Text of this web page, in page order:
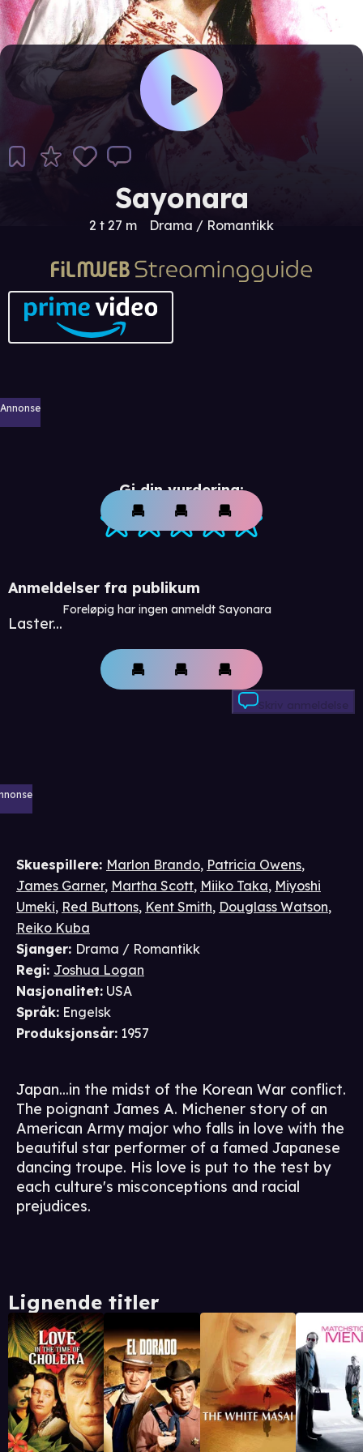
Sayonara
2 t 27 m Drama / Romantikk
Annonse
Gi din vurdering:
Anmeldelser fra publikum
Laster...
Foreløpig har ingen anmeldt Sayonara
Skriv anmeldelse
Skuespillere: Marlon Brando, Patricia Owens,
James Garner, Martha Scott, Miiko Taka, Miyoshi
Umeki, Red Buttons, Kent Smith, Douglass Watson,
Reiko Kuba
Sjanger: Drama / Romantikk
Regi: Joshua Logan
Nasjonalitet: USA
Språk: Engelsk
Produksjonsår: 1957
Japan...in the midst of the Korean War conflict.
The poignant James A. Michener story of an
American Army major who falls in love with the
beautiful star performer of a famed Japanese
dancing troupe. His love is put to the test by
each culture's misconceptions and racial
prejudices.
Lignende titler